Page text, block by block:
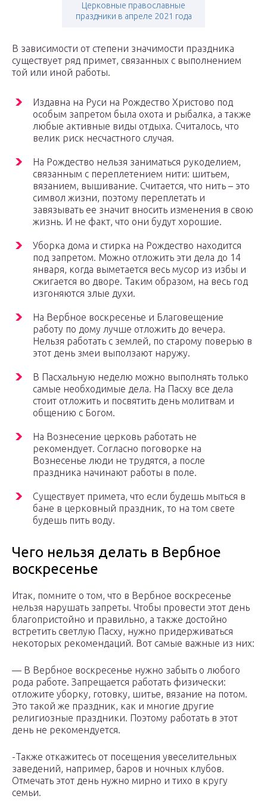
Церковные православные
праздники в апреле 2021 года
В зависимости от степени значимости праздника
существует ряд примет, связанных с выполнением
той или иной работы.
Издавна на Руси на Рождество Христово под
особым запретом была охота и рыбалка, а также
любые активные виды отдыха. Считалось, что
велик риск несчастного случая.
На Рождество нельзя заниматься рукоделием,
связанным с переплетением нити: шитьем,
вязанием, вышивание. Считается, что нить – это
символ жизни, поэтому переплетать и
завязывать ее значит вносить изменения в свою
жизнь. И не факт, что они будут хорошие.
Уборка дома и стирка на Рождество находится
под запретом. Можно отложить эти дела до 14
января, когда выметается весь мусор из избы и
сжигается во дворе. Таким образом, на весь год
изгоняются злые духи.
На Вербное воскресенье и Благовещение
работу по дому лучше отложить до вечера.
Нельзя работать с землей, по старому поверью в
этот день змеи выползают наружу.
В Пасхальную неделю можно выполнять только
самые необходимые дела. На Пасху все дела
стоит отложить и посвятить день молитвам и
общению с Богом.
На Вознесение церковь работать не
рекомендует. Согласно поговорке на
Вознесенье люди не трудятся, а после
праздника начинают работы в поле.
Существует примета, что если будешь мыться в
бане в церковный праздник, то на том свете
будешь пить воду.
Чего нельзя делать в Вербное
воскресенье
Итак, помните о том, что в Вербное воскресенье
нельзя нарушать запреты. Чтобы провести этот день
благопристойно и правильно, а также достойно
встретить светлую Пасху, нужно придерживаться
некоторых рекомендаций. Вот самые важные из них:
— В Вербное воскресенье нужно забыть о любого
рода работе. Запрещается работать физически:
отложите уборку, готовку, шитье, вязание на потом.
Это такой же праздник, как и многие другие
религиозные праздники. Поэтому работать в этот
день не рекомендуется.
-Также откажитесь от посещения увеселительных
заведений, например, баров и ночных клубов.
Отмечать этот день нужно мирно и тихо в кругу
семьи.